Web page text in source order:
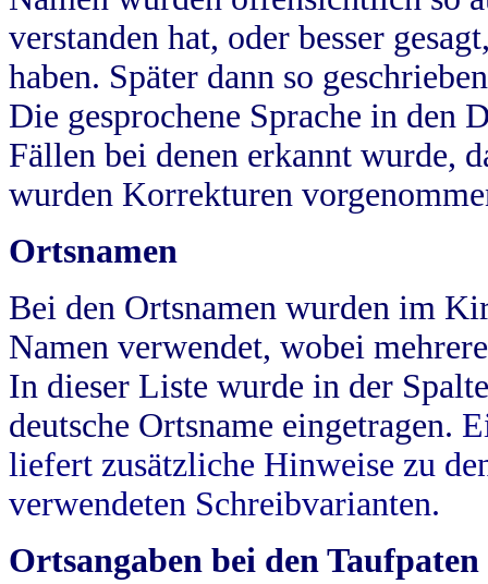
verstanden hat, oder besser
haben. Später dann so
Die gesprochene Sprache in
Fällen bei denen erkannt wurde,
wurden Korrekturen
Ortsnamen
Bei den Ortsnamen wurden im
Namen verwendet, wobei
In dieser Liste wurde in der
deutsche Ortsname eingetragen.
liefert zusätzliche Hinweise zu
verwendeten Schreibvarianten.
Ortsangaben bei den Taufpaten